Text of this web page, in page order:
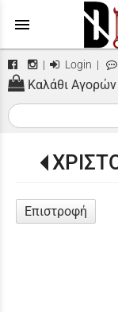
menu
| Login |
Καλάθι
Επιστροφή